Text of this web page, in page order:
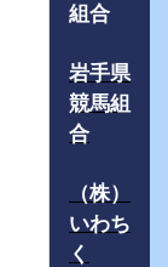
組合
岩手県
競馬組
合
（株）
いわち
く